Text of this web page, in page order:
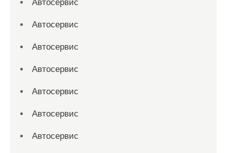
Автосервис
Автосервис
Автосервис
Автосервис
Автосервис
Автосервис
Автосервис